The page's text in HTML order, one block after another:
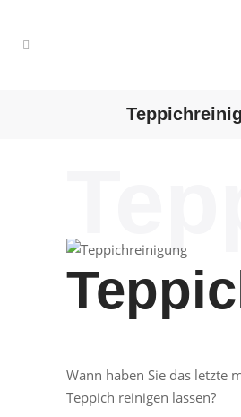
Wann haben Sie das letzte
Teppich reinigen lassen?